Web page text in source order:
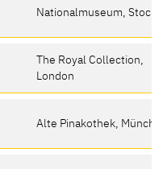
Nationalmuseum,
The Royal Collection,
London
Alte Pinakothek,